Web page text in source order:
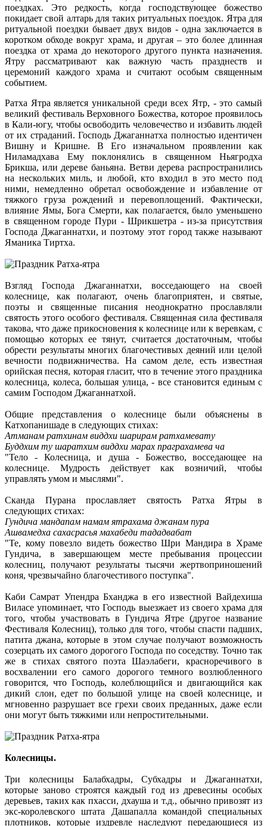
поездках. Это редкость, когда господствующее божество
покидает свой алтарь для таких ритуальных поездок. Ятра для
ритуальной поездки бывает двух видов - одна заключается в
коротком обходе вокруг храма, и другая – это более длинная
поездка от храма до некоторого другого пункта назначения.
Ятру рассматривают как важную часть празднеств и
церемоний каждого храма и считают особым священным
событием.
Ратха Ятра является уникальной среди всех Ятр, - это самый
великий фестиваль Верховного Божества, которое проявилось
в Кали-югу, чтобы освободить человечество и избавить людей
от их страданий. Господь Джаганнатха полностью идентичен
Вишну и Кришне. В Его изначальном проявлении как
Ниламадхава Ему поклонялись в священном Ньягродха
Брикша, или дереве баньяна. Ветви дерева распространились
на нескольких миль, и любой, кто входил в это место под
ними, немедленно обретал освобождение и избавление от
тяжкого груза рождений и перевоплощений. Фактически,
влияние Ямы, Бога Смерти, как полагается, было уменьшено
в священном городе Пури - Шрикшетра - из-за присутствия
Господа Джаганнатхи, и поэтому этот город также называют
Яманика Тиртха.
Взгляд Господа Джаганнатхи, восседающего на своей
колеснице, как полагают, очень благоприятен, и святые,
поэты и священные писания неоднократно прославляли
святость этого особого фестиваля. Священная сила фестиваля
такова, что даже прикосновения к колеснице или к веревкам, с
помощью которых ее тянут, считается достаточным, чтобы
обрести результаты многих благочестивых деяний или целой
вечности подвижничества. На самом деле, есть известная
орийская песня, которая гласит, что в течение этого праздника
колесница, колеса, большая улица, - все становится единым с
самим Господом Джаганнатхой.
Общие представления о колеснице были объяснены в
Катхопанишаде в следующих стихах:
Атманам ратхинам виддхи шарирам ратхамевату
Буддхим ту шаратхим виддхи марах праграхамева ча
"Тело - Колесница, и душа - Божество, восседающее на
колеснице. Мудрость действует как возничий, чтобы
управлять умом и мыслями".
Сканда Пурана прославляет святость Ратха Ятры в
следующих стихах:
Гундича мандапам намам ятрахама джанам пура
Ашвамедха сахасрасья махабеди тададвабат
"Те, кому повезло видеть божество Шри Мандира в Храме
Гундича, в завершающем месте пребывания процессии
колесниц, получают результаты тысячи жертвоприношений
коня, чрезвычайно благочестивого поступка".
Каби Самрат Упендра Бханджа в его известной Вайдехиша
Виласе упоминает, что Господь выезжает из своего храма для
того, чтобы участвовать в Гундича Ятре (другое название
Фестиваля Колесниц), только для того, чтобы спасти падших,
патита джана, которые в этом случае получают возможность
созерцать их самого дорогого Господа по соседству. Точно так
же в стихах святого поэта Шаэлабеги, красноречивого в
восхвалении его самого дорогого темного возлюбленного
говорится, что Господь, колеблющийся и двигающийся как
дикий слон, едет по большой улице на своей колеснице, и
мгновенно разрушает все грехи своих преданных, даже если
они могут быть тяжкими или непростительными.
Колесницы.
Три колесницы Балабхадры, Субхадры и Джаганнатхи,
которые заново строятся каждый год из древесины особых
деревьев, таких как пхасси, дхауша и т.д., обычно привозят из
экс-королевского штата Дашапалла командой специальных
плотников, которые издревле наследуют передающиеся из